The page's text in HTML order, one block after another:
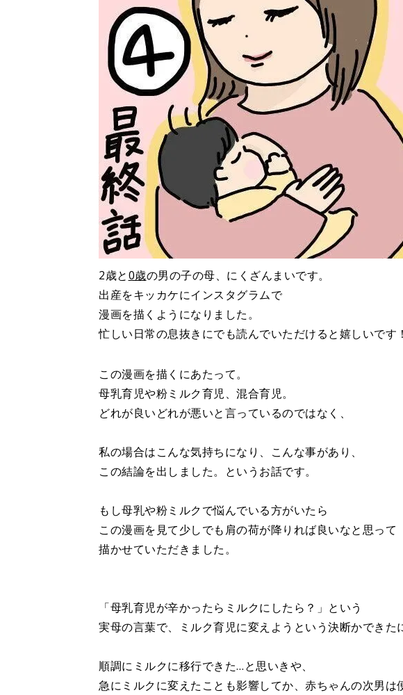
2歳と0歳の男の子の母、にくざんまいです。
出産をキッカケにインスタグラムで
漫画を描くようになりました。
忙しい日常の息抜きにでも読んでいただけると嬉しいです！
この漫画を描くにあたって。
母乳育児や粉ミルク育児、混合育児。
どれが良いどれが悪いと言っているのではなく、
私の場合はこんな気持ちになり、こんな事があり、
この結論を出しました。というお話です。
もし母乳や粉ミルクで悩んでいる方がいたら
この漫画を見て少しでも肩の荷が降りれば良いなと思って
描かせていただきました。
「母乳育児が辛かったらミルクにしたら？」という
実母の言葉で、ミルク育児に変えようという決断かできた
順調にミルクに移行できた…と思いきや、
急にミルクに変えたことも影響してか、赤ちゃんの次男は